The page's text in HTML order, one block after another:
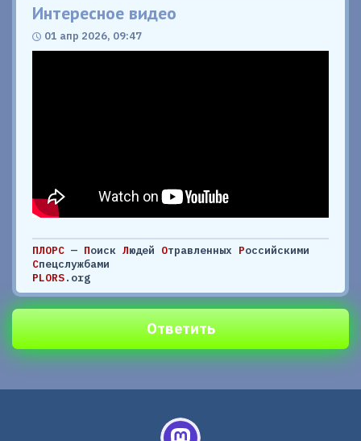
Интересное видео
01 апр 2026, 09:47
ПЛОРС — Поиск Людей Отравленных Российскими
Спецслужбами
PLORS.org
Ответить